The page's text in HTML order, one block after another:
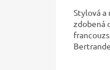
Stylová
zdobená